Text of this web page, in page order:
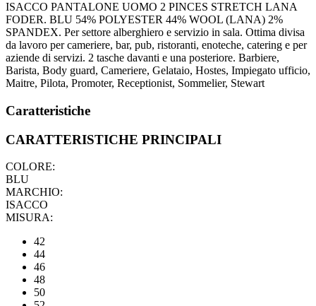
ISACCO PANTALONE UOMO 2 PINCES STRETCH LANA
FODER. BLU 54% POLYESTER 44% WOOL (LANA) 2%
SPANDEX. Per settore alberghiero e servizio in sala. Ottima divisa
da lavoro per cameriere, bar, pub, ristoranti, enoteche, catering e per
aziende di servizi. 2 tasche davanti e una posteriore. Barbiere,
Barista, Body guard, Cameriere, Gelataio, Hostes, Impiegato ufficio,
Maitre, Pilota, Promoter, Receptionist, Sommelier, Stewart
Caratteristiche
CARATTERISTICHE PRINCIPALI
COLORE:
BLU
MARCHIO:
ISACCO
MISURA:
42
44
46
48
50